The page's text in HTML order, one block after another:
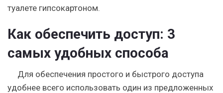
туалете гипсокартоном.
Как обеспечить доступ: 3
самых удобных способа
Для обеспечения простого и быстрого доступа
удобнее всего использовать один из предложенных